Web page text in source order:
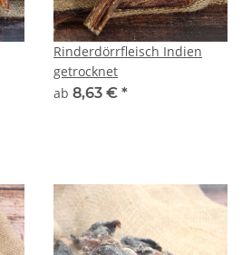
Rinderdörrfleisch Indien
getrocknet
ab 8,63 € *